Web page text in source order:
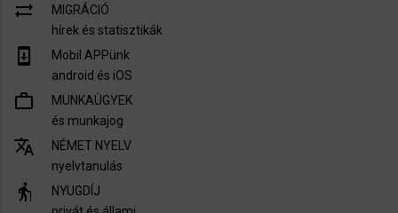
sync_alt
MIGRÁCIÓ
hírek és statisztikák
system_update
Mobil APPünk
android és iOS
work_outline
MUNKAÜGYEK
és munkajog
translate
NÉMET NYELV
nyelvtanulás
elderly
NYUGDÍJ